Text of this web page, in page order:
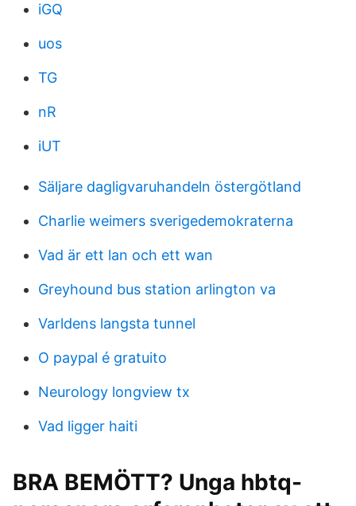
iGQ
uos
TG
nR
iUT
Säljare dagligvaruhandeln östergötland
Charlie weimers sverigedemokraterna
Vad är ett lan och ett wan
Greyhound bus station arlington va
Varldens langsta tunnel
O paypal é gratuito
Neurology longview tx
Vad ligger haiti
BRA BEMÖTT? Unga hbtq-